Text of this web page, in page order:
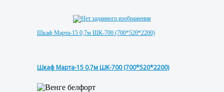
Шкаф Марта-15 0,7м ШК-700 (700*520*2200)
Шкаф Марта-15 0,7м ШК-700 (700*520*2200)